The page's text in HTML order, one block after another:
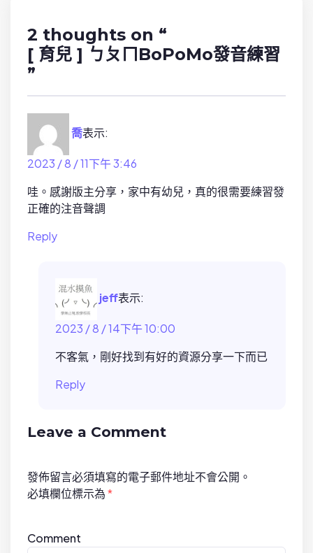
2 thoughts on “
[ 育兒 ] ㄅㄆㄇBoPoMo發音練習
”
喬表示:
2023 / 8 / 11下午 3:46
哇。感謝版主分享，家中有幼兒，真的很需要練習發
正確的注音聲調
Reply
jeff表示:
2023 / 8 / 14下午 10:00
不客氣，剛好找到有好的資源分享一下而已
Reply
Leave a Comment
發佈留言必須填寫的電子郵件地址不會公開。
必填欄位標示為*
Comment